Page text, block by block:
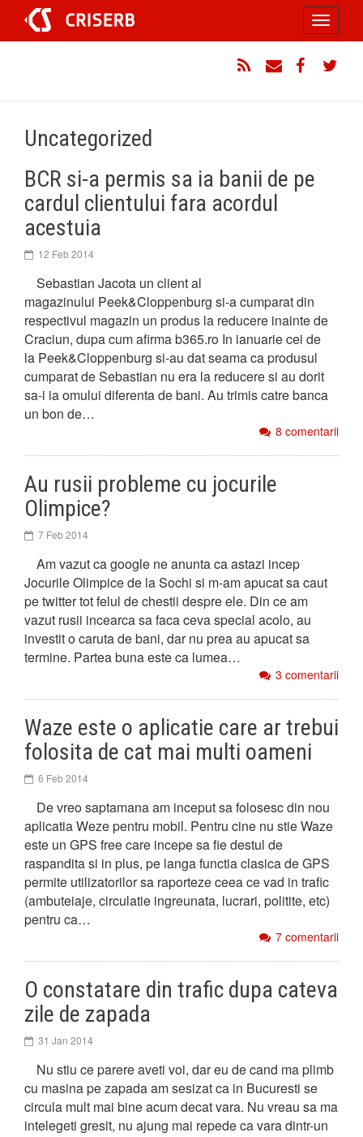
conținut
Toggle
Uncategorized
BCR si-a permis sa ia banii de pe
cardul clientului fara acordul
acestuia
12 Feb 2014
Sebastian Jacota un client al
magazinului Peek&Cloppenburg si-a cumparat din
respectivul magazin un produs la reducere inainte de
Craciun, dupa cum afirma b365.ro In ianuarie cei de
la Peek&Cloppenburg si-au dat seama ca produsul
cumparat de Sebastian nu era la reducere si au dorit
sa-i ia omului diferenta de bani. Au trimis catre banca
un bon de…
8 comentarii
Au rusii probleme cu jocurile
Olimpice?
7 Feb 2014
Am vazut ca google ne anunta ca astazi incep
Jocurile Olimpice de la Sochi si m-am apucat sa caut
pe twitter tot felul de chestii despre ele. Din ce am
vazut rusii incearca sa faca ceva special acolo, au
investit o caruta de bani, dar nu prea au apucat sa
termine. Partea buna este ca lumea…
3 comentarii
Waze este o aplicatie care ar trebui
folosita de cat mai multi oameni
6 Feb 2014
De vreo saptamana am inceput sa folosesc din nou
aplicatia Weze pentru mobil. Pentru cine nu stie Waze
este un GPS free care incepe sa fie destul de
raspandita si in plus, pe langa functia clasica de GPS
permite utilizatorilor sa raporteze ceea ce vad in trafic
(ambuteiaje, circulatie ingreunata, lucrari, politite, etc)
pentru ca…
7 comentarii
O constatare din trafic dupa cateva
zile de zapada
31 Jan 2014
Nu stiu ce parere aveti voi, dar eu de cand ma plimb
cu masina pe zapada am sesizat ca in Bucuresti se
circula mult mai bine acum decat vara. Nu vreau sa ma
intelegeti gresit, nu ajung mai repede ca vara dintr-un